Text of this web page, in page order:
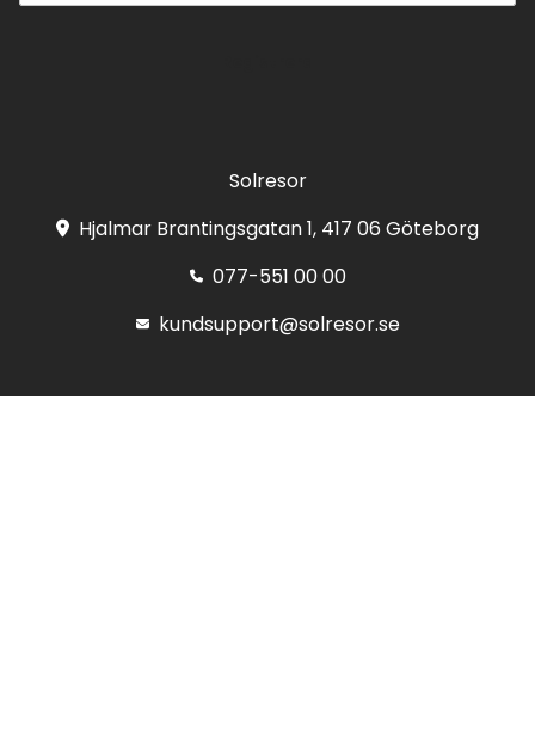
Solresor
Hjalmar Brantingsgatan 1, 417 06 Göteborg
077-551 00 00
kundsupport@solresor.se